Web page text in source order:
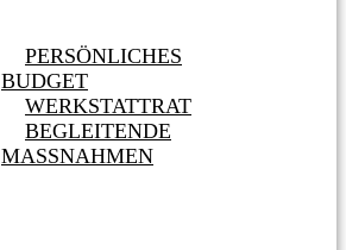
PERSÖNLICHES
BUDGET
WERKSTATTRAT
BEGLEITENDE
MASSNAHMEN